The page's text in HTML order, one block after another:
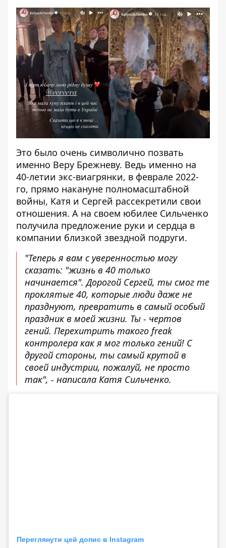
Это было очень символично позвать
именно Веру Брежневу. Ведь именно на
40-летии экс-виагрянки, в феврале 2022-
го, прямо накануне полномасштабной
войны, Катя и Сергей рассекретили свои
отношения. А на своем юбилее Сильченко
получила предложение руки и сердца в
компании близкой звездной подруги.
"Теперь я вам с уверенностью могу
сказать: "жизнь в 40 только
начинается". Дорогой Сергей, ты смог те
проклятые 40, которые люди даже не
празднуют, превратить в самый особый
праздник в моей жизни. Ты - чертов
гений. Перехитрить такого freak
контролера как я мог только гений! С
другой стороны, ты самый крутой в
своей индустрии, пожалуй, не просто
так", - написала Катя Сильченко.
Переглянути цей допис в Instagram